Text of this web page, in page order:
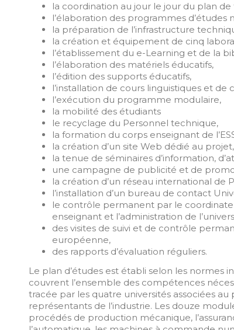
la coordination au jour le jour du plan
l’élaboration des programmes d’études
la préparation de l’infrastructure
la création et équipement de cinq
l’établissement du e-Learning et de la
l’élaboration des matériels éducatifs,
l’édition des supports éducatifs,
l’installation de cours linguistiques et
l’exécution du programme modulaire,
la mobilité des étudiants
le recyclage du Personnel technique,
la formation du corps enseignant de
la création d’un site Web dédié au projet,
la tenue de séminaires d’information,
une campagne de publicité et de
la création d’un réseau international de
l’installation d’un bureau de contact
le contrôle permanent par le
enseignant et l’administration de
des visites de suivi et de contrôle
européenne,
des rapports d’évaluation réguliers.
Le plan d’études est établi selon les normes
couvrent l’ensemble des compétences
tracée par les quatre universités associées au
représentants de l’industrie. Les douze
procédés de production mécanique,